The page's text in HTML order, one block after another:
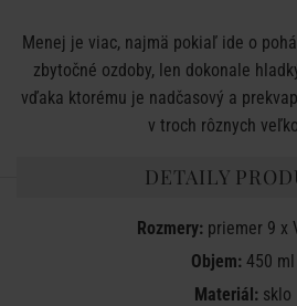
Menej je viac, najmä pokiaľ ide o
zbytočné ozdoby, len dokonale
vďaka ktorému je nadčasový a
v troch rôznych
DETAILY
Rozmery:priemer 9 x
Objem: 450 ml
Materiál: sklo